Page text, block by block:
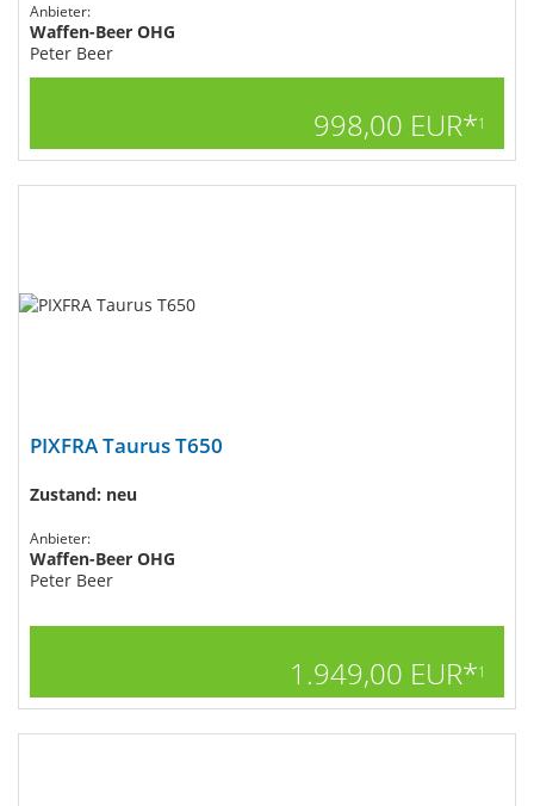
Anbieter:
Waffen-Beer OHG
Peter Beer
998,00 EUR*1
PIXFRA Taurus T650
Zustand: neu
Anbieter:
Waffen-Beer OHG
Peter Beer
1.949,00 EUR*1